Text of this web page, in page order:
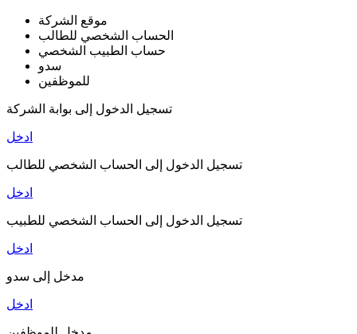
موقع الشركة
الحساب الشخصي للطالب
حساب الطبيب الشخصي
سدو
للموظفين
تسجيل الدخول إلى بوابة الشركة
ادخل
تسجيل الدخول إلى الحساب الشخصي للطالب
ادخل
تسجيل الدخول إلى الحساب الشخصي للطبيب
ادخل
مدخل إلى سدو
ادخل